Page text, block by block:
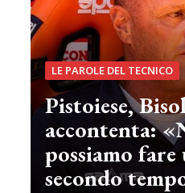
LE PAROLE DEL TECNICO
Pistoiese,
accontenta:
possiamo fare
secondo